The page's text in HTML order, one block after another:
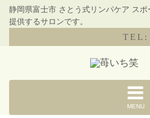
静岡県富士市 さとう式リンパケア ス
提供するサロンです。
TEL:
MENU